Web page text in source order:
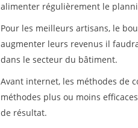
alimenter régulièrement le
Pour les meilleurs artisans, le
augmenter leurs revenus il
dans le secteur du bâtiment.
Avant internet, les méthodes de
méthodes plus ou moins
de résultat.